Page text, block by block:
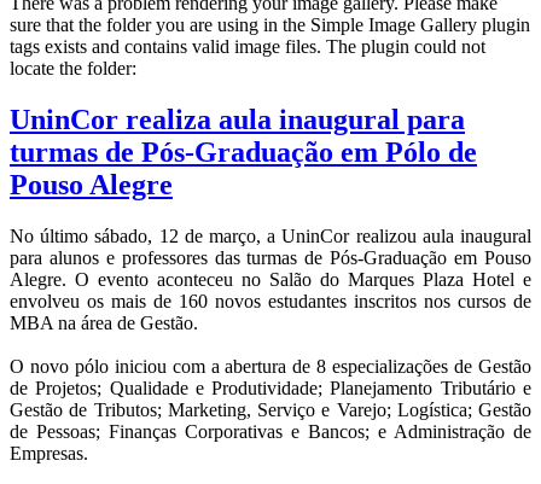
sure that the folder you are using in the Simple Image Gallery plugin
tags exists and contains valid image files. The plugin could not
locate the folder:
UninCor realiza aula inaugural para
turmas de Pós-Graduação em Pólo de
Pouso Alegre
No último sábado, 12 de março, a UninCor realizou aula inaugural
para alunos e professores das turmas de Pós-Graduação em Pouso
Alegre. O evento aconteceu no Salão do Marques Plaza Hotel e
envolveu os mais de 160 novos estudantes inscritos nos cursos de
MBA na área de Gestão.
O novo pólo iniciou com a abertura de 8 especializações de Gestão
de Projetos; Qualidade e Produtividade; Planejamento Tributário e
Gestão de Tributos; Marketing, Serviço e Varejo; Logística; Gestão
de Pessoas; Finanças Corporativas e Bancos; e Administração de
Empresas.